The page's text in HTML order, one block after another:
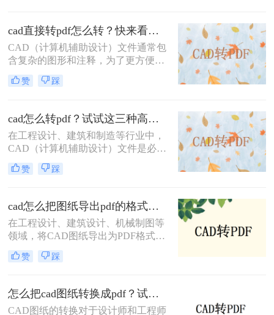
细介绍三种将CAD图纸转换为PDF的
方法，帮助您轻松应对各种需求。
cad直接转pdf怎么转？快来看这三个方法！
CAD（计算机辅助设计）文件通常包
含复杂的图形和注释，为了更方便地
共享和查看，将其转换为PDF格式是
一个很好的选择。那么cad直接转pdf
件直接转换为PDF的高效方法。
赞 踩
cad怎么转pdf？试试这三种高效转换方法！
在工程设计、建筑和制造等行业中，
CAD（计算机辅助设计）文件是必不
可少的工具。然而，为了方便非专业
人员查看或打印，通常需要将这些复
式。那么cad怎么转pdf呢？本文将介
绍三种常用的CAD转PDF的方法。
赞 踩
cad怎么把图纸导出pdf的格式？教你4招轻松转换！
在工程设计、建筑设计、机械制图等
领域，将CAD图纸导出为PDF格式是
一项常见且重要的任务。PDF格式具
有跨平台、不易被修改和高度保真的
档和打印。那么cad怎么把图纸导出
pdf的格式呢？本文将详细介绍几种将
CAD图纸导出为PDF格式的方法，帮
赞 踩
怎么把cad图纸转换成pdf？试试这三种简单方法！
CAD图纸的转换对于设计师和工程师